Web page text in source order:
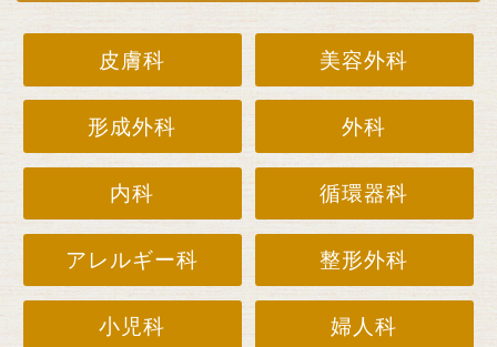
皮膚科 美容外科
形成外科 外科
内科 循環器科
アレルギー科 整形外科
小児科 婦人科